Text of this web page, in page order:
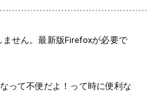
せん。最新版Firefoxが必要で
って不便だよ！って時に便利な